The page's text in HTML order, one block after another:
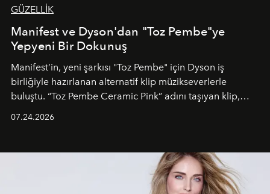
GÜZELLİK
Manifest ve Dyson'dan "Toz Pembe"ye
Yepyeni Bir Dokunuş
Manifest’in, yeni şarkısı "Toz Pembe" için Dyson iş
birliğiyle hazırlanan alternatif klip müzikseverlerle
buluştu. “Toz Pembe Ceramic Pink” adını taşıyan klip,
unsurlarından biri olarak öne çıkıyor.
07.24.2026